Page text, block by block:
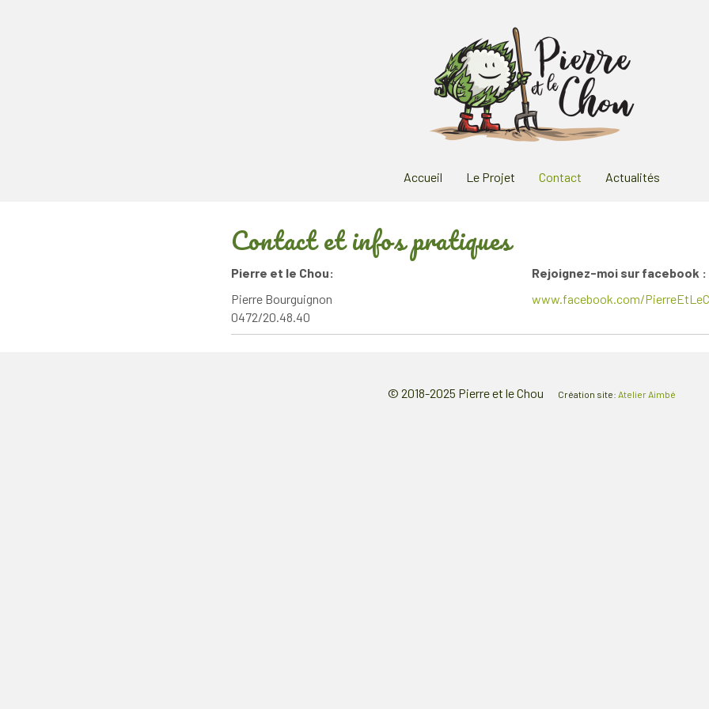
Accueil Le Projet Contact Actualités
Contact et infos pratiques
Pierre et le Chou:
Pierre Bourguignon
0472/20.48.40
Rejoignez-moi sur facebook :
www.facebook.com/
© 2018-2025 Pierre et le Chou Création site: Atelier Aimbé